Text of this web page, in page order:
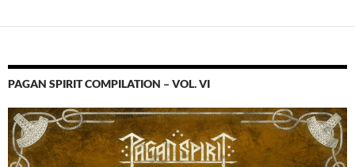
PAGAN SPIRIT COMPILATION – VOL. VI